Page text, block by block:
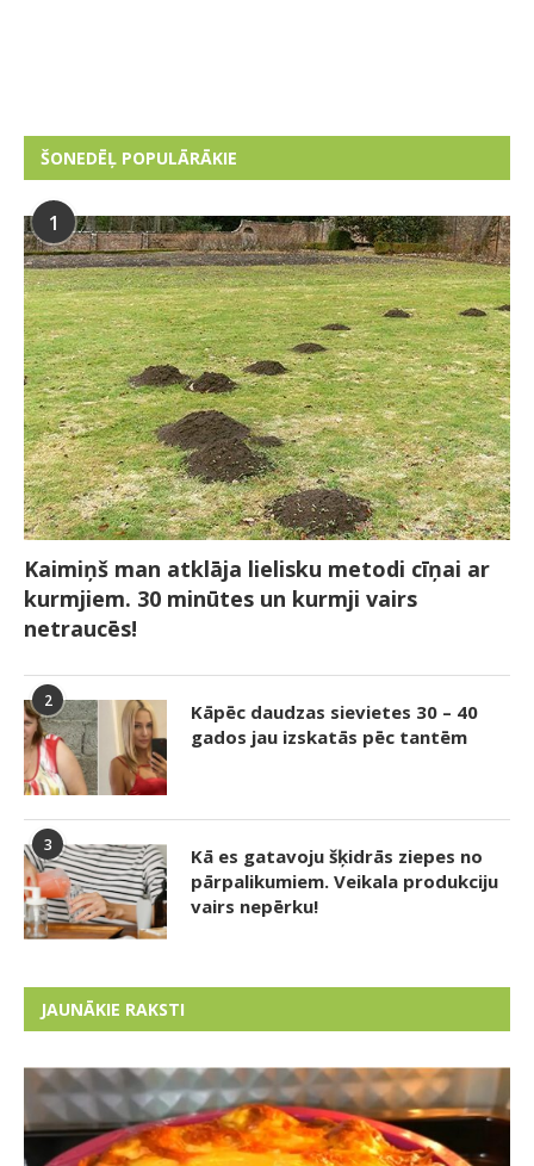
ŠONEDĒĻ POPULĀRĀKIE
1
Kaimiņš man atklāja lielisku metodi cīņai ar
kurmjiem. 30 minūtes un kurmji vairs
netraucēs!
2
Kāpēc daudzas sievietes 30 – 40
gados jau izskatās pēc tantēm
3
Kā es gatavoju šķidrās ziepes no
pārpalikumiem. Veikala produkciju
vairs nepērku!
JAUNĀKIE RAKSTI